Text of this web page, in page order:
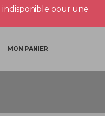
pour une
MON PANIER